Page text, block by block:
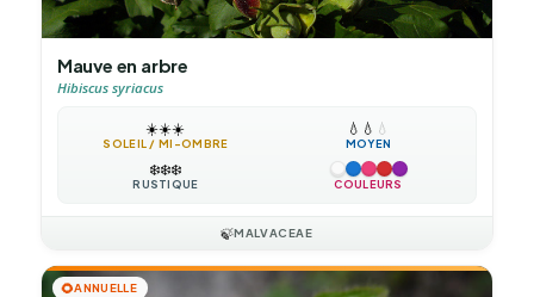
Mauve en arbre
Hibiscus syriacus
☀️☀️☀️
SOLEIL / MI-OMBRE
💧 💧 💧
MOYEN
❄️❄️❄️
RUSTIQUE COULEURS
🍃MALVACEAE
🌻ANNUELLE